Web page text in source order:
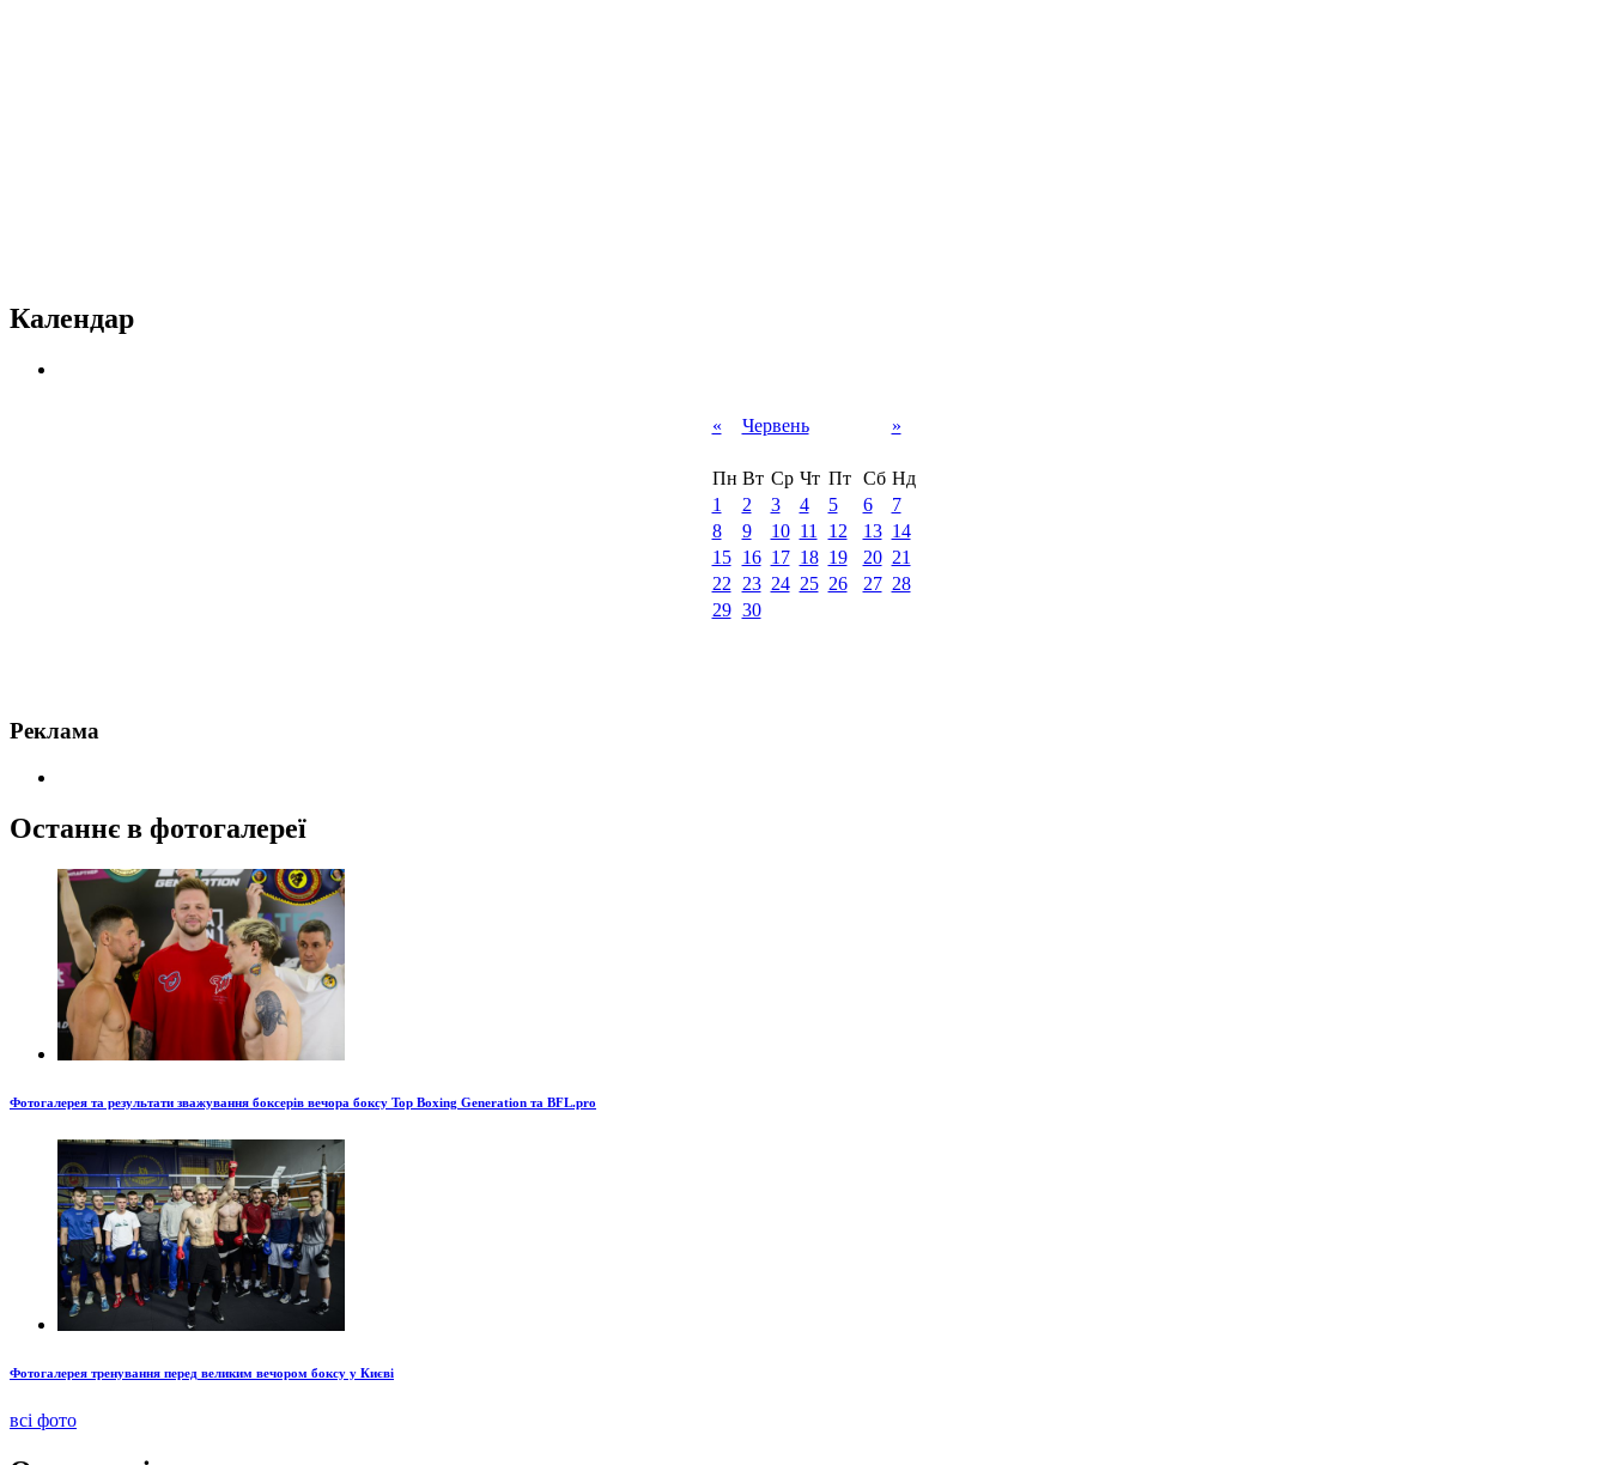
Календар
« Червень »
Пн Вт Ср Чт Пт Сб Нд
1
2 3 4 5 6
7
8
9 10 11 12 13 14
15
16 17 18 19 20 21
22
23 24 25 26 27 28
29 30
Реклама
Останнє в фотогалереї
Фотогалерея та результати зважування боксерів вечора боксу Top Boxing Generation та BFL.pro
Фотогалерея тренування перед великим вечором боксу у Києві
всі фото